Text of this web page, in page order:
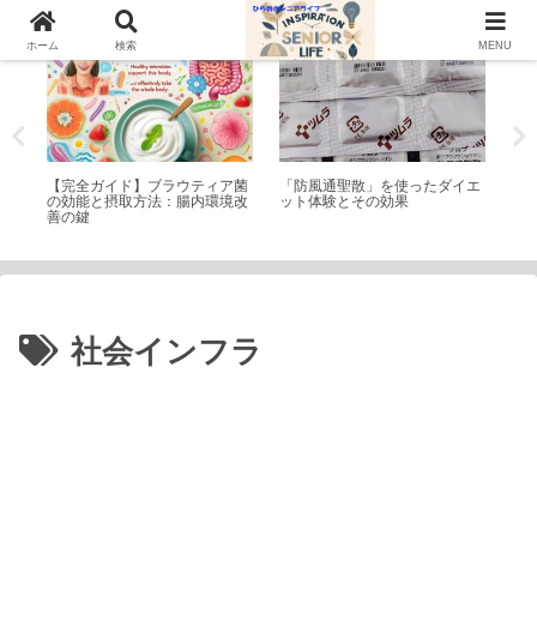
シニアライフ
【完全ガイド】ブラウティア菌
の効能と摂取方法：腸内環境改
善の鍵
トピック
「防風通聖散」を使ったダイエ
ット体験とその効果
社会インフラ
ホーム 検索 MENU